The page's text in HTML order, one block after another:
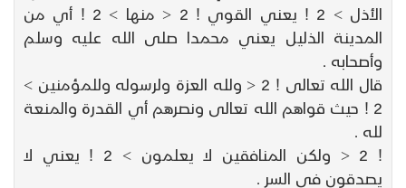
الأذل > 2 ! يعني القوي ! 2 < منها > 2 ! أي من
المدينة الذليل يعني محمدا صلى الله عليه وسلم
وأصحابه .
قال الله تعالى ! 2 < ولله العزة ولرسوله وللمؤمنين >
2 ! حيث قواهم الله تعالى ونصرهم أي القدرة والمنعة
لله .
! 2 < ولكن المنافقين لا يعلمون > 2 ! يعني لا
يصدقون في السر .